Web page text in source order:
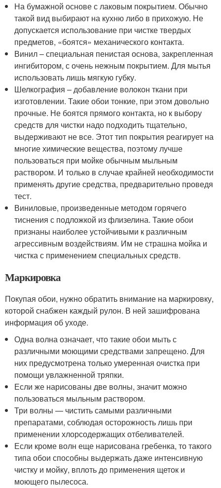
На бумажной основе с лаковым покрытием. Обычно
такой вид выбирают на кухню либо в прихожую. Не
допускается использование при чистке твердых
предметов, «боятся» механического контакта.
Винил – специальная пенистая основа, закрепленная
ингибитором, с очень нежным покрытием. Для мытья
использовать лишь мягкую губку.
Шелкография – добавление волокон ткани при
изготовлении. Такие обои тонкие, при этом довольно
прочные. Не боятся прямого контакта, но к выбору
средств для чистки надо подходить тщательно,
выдерживают не все. Этот тип покрытия реагирует на
многие химические вещества, поэтому лучше
пользоваться при мойке обычным мыльным
раствором. И только в случае крайней необходимости
применять другие средства, предварительно проведя
тест.
Виниловые, произведенные методом горячего
тиснения с подложкой из флизелина. Такие обои
признаны наиболее устойчивыми к различным
агрессивным воздействиям. Им не страшна мойка и
чистка с применением специальных средств.
Маркировка
Покупая обои, нужно обратить внимание на маркировку,
которой снабжен каждый рулон. В ней зашифрована
информация об уходе.
Одна волна означает, что такие обои мыть с
различными моющими средствами запрещено. Для
них предусмотрена только умеренная очистка при
помощи увлажненной тряпки.
Если же нарисованы две волны, значит можно
пользоваться мыльным раствором.
Три волны — чистить самыми различными
препаратами, соблюдая осторожность лишь при
применении хлорсодержащих отбеливателей.
Если кроме волн еще нарисована гребенка, то такого
типа обои способны выдержать даже интенсивную
чистку и мойку, вплоть до применения щеток и
моющего пылесоса.